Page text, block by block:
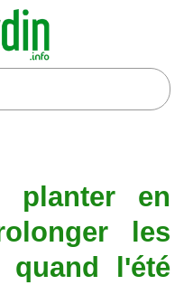
planter en
les
quand l'été